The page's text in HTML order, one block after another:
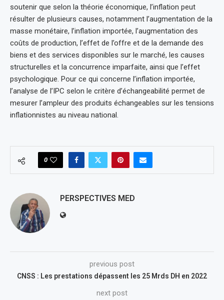
soutenir que selon la théorie économique, l’inflation peut
résulter de plusieurs causes, notamment l’augmentation de la
masse monétaire, l’inflation importée, l’augmentation des
coûts de production, l’effet de l’offre et de la demande des
biens et des services disponibles sur le marché, les causes
structurelles et la concurrence imparfaite, ainsi que l’effet
psychologique. Pour ce qui concerne l’inflation importée,
l’analyse de l’IPC selon le critère d’échangeabilité permet de
mesurer l’ampleur des produits échangeables sur les tensions
inflationnistes au niveau national.
0
PERSPECTIVES MED
previous post
CNSS : Les prestations dépassent les 25 Mrds DH en 2022
next post